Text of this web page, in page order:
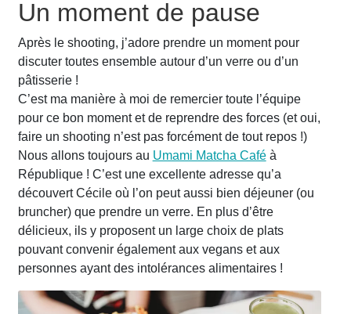
Un moment de pause
Après le shooting, j’adore prendre un moment pour
discuter toutes ensemble autour d’un verre ou d’un
pâtisserie !
C’est ma manière à moi de remercier toute l’équipe
pour ce bon moment et de reprendre des forces (et oui,
faire un shooting n’est pas forcément de tout repos !)
Nous allons toujours au Umami Matcha Caféà
République ! C’est une excellente adresse qu’a
découvert Cécile où l’on peut aussi bien déjeuner (ou
bruncher) que prendre un verre. En plus d’être
délicieux, ils y proposent un large choix de plats
pouvant convenir également aux vegans et aux
personnes ayant des intolérances alimentaires !